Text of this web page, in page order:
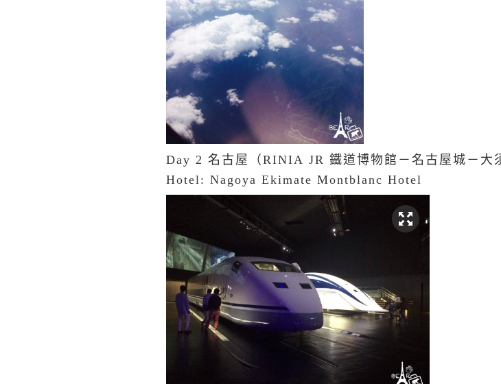
Day 2 名古屋（RINIA JR 鐵道博物館－名古屋城－大
Hotel: Nagoya Ekimate Montblanc Hotel